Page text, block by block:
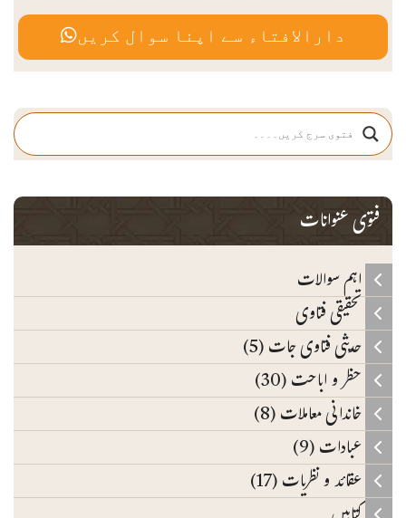
دارالافتاء سے اپنا سوال کریں
فتوی عنوانات
اہم سوالات
تحقیقی فتاوی
حدیثی فتاوی جات (5)
حظر و اباحت (30)
خاندانی معاملات (8)
عبادات (9)
عقائد و نظریات (17)